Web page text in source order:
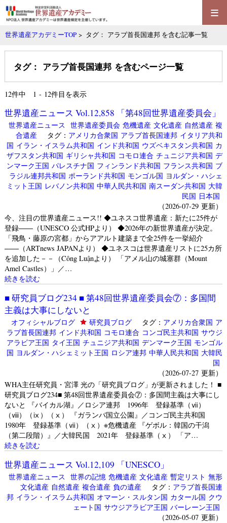
≡
世界遺産アカデミーTOP > タグ： アラブ首長国連邦 を含む記事一覧
タグ： アラブ首長国連邦 を含むページ一覧
12件中 1 - 12件目を表示
世界遺産ニュース Vol.12,858 「第48回世界遺産委員会」
世界遺産ニュース 世界遺産委員会 危機遺産 文化遺産 自然遺産 複
合遺産タグ： アメリカ合衆国 アラブ首長国連邦 イタリア共和
国 イラン・イスラム共和国 インド共和国 ウズベキスタン共和国 カ
ザフスタン共和国 ギリシャ共和国 コモロ連合 チュニジア共和国 デ
ンマーク王国 パレスチナ国 フィンランド共和国 フランス共和国 ブ
ラジル連邦共和国 ポーランド共和国 モンゴル国 ヨルダン・ハシェ
ミット王国 レバノン共和国 中華人民共和国 南スーダン共和国 大韓
民国 日本国
（2026-07-29 更新）
今、注目の世界遺産ニュース!! ◆ユネスコ世界遺産：新たに25件が
登録――（UNESCO 公式HPより） ◆2026年の新世界遺産が決定。
「飛鳥・藤原の宮都」からアアルト建築まで全25件を一挙紹介
――（ARTnews JAPANより） ◆ユネスコは世界遺産リストに25カ所
を追加した－－（Công Luậnより） 「アメル山の城塞群（Mount
Amel Castles）」／…
続きを読む
■ 研究員ブログ234 ■ 第48回世界遺産委員会⑦：多国間
主義は大事にしないと
オフィシャルブログ 研究員ブログタグ： アメリカ合衆国 ア
ラブ首長国連邦 インド共和国 コモロ連合 コンゴ民主共和国 サウジ
アラビア王国 タイ王国 チュニジア共和国 デンマーク王国 モンゴル
国 ヨルダン・ハシェミット王国 ロシア連邦 中華人民共和国 大韓民
国
（2026-07-27 更新）
WHA主任研究員・宮澤 光の「研究員ブログ」が更新されました！ ■
研究員ブログ234■ 第48回世界遺産委員会⑦：多国間主義は大事にし
ないと 『バイカル湖』／ロシア連邦 1996年 登録基準（ⅶ）
（ⅷ）（ⅸ）（ⅹ） 『ガランバ国立公園』／コンゴ民主共和国
1980年 登録基準（ⅶ）（ⅹ）※危機遺産 『ゲボル：韓国の干潟
（第二段階）』／大韓民国 2021年 登録基準（ⅹ） 「ア…
続きを読む
世界遺産ニュース Vol.12,109 「UNESCO」
世界遺産ニュース 世界の記憶 危機遺産 文化遺産 暫定リスト 無形
文化遺産 自然遺産 複合遺産 負の遺産タグ： アラブ首長国連
邦 イラン・イスラム共和国 オマーン・スルタン国 カタール国 クウ
ェート国 サウジアラビア王国 バーレーン王国
（2026-05-07 更新）